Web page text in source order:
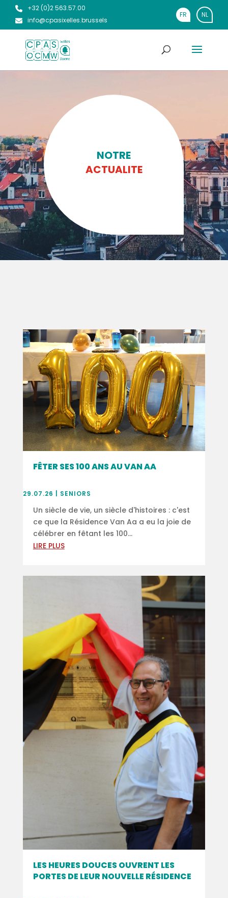
+32 (0)2 563.57.00
info@cpasixelles.brussels
FR NL
NOTRE
ACTUALITE
FÊTER SES 100 ANS AU VAN AA
29.07.26 SENIORS
Un siècle de vie, un siècle d'histoires : c'est
ce que la Résidence Van Aa a eu la joie de
célébrer en fêtant les 100...
LIRE PLUS
LES HEURES DOUCES OUVRENT LES
PORTES DE LEUR NOUVELLE RÉSIDENCE